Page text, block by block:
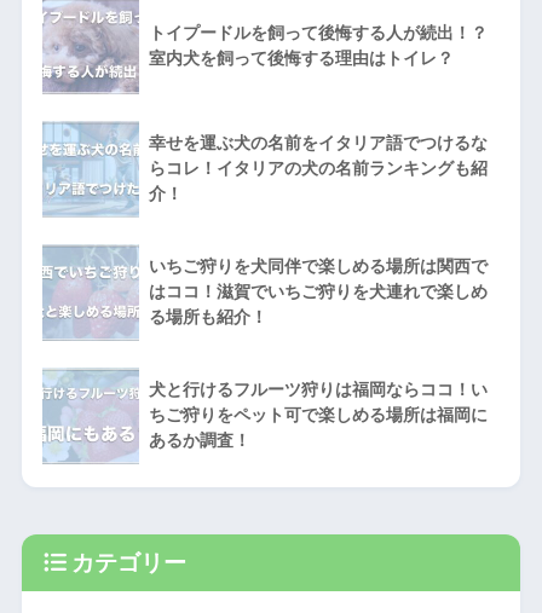
トイプードルを飼って後悔する人が続出！？
室内犬を飼って後悔する理由はトイレ？
幸せを運ぶ犬の名前をイタリア語でつけるな
らコレ！イタリアの犬の名前ランキングも紹
介！
いちご狩りを犬同伴で楽しめる場所は関西で
はココ！滋賀でいちご狩りを犬連れで楽しめ
る場所も紹介！
犬と行けるフルーツ狩りは福岡ならココ！い
ちご狩りをペット可で楽しめる場所は福岡に
あるか調査！
カテゴリー